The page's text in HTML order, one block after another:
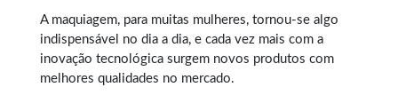
A maquiagem, para muitas mulheres, tornou-se algo
indispensável no dia a dia, e cada vez mais com a
inovação tecnológica surgem novos produtos com
melhores qualidades no mercado.